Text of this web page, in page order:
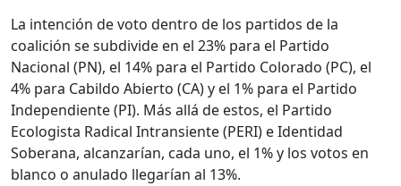
La intención de voto dentro de los partidos de la
coalición se subdivide en el 23% para el Partido
Nacional (PN), el 14% para el Partido Colorado (PC), el
4% para Cabildo Abierto (CA) y el 1% para el Partido
Independiente (PI). Más allá de estos, el Partido
Ecologista Radical Intransiente (PERI) e Identidad
Soberana, alcanzarían, cada uno, el 1% y los votos en
blanco o anulado llegarían al 13%.